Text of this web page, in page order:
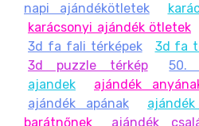
napi ajándékötletek
karácsonyi ajándék ötletek
3d fa fali térképek
3d fa
3d puzzle térkép
50.
ajandek
ajándék
ajándék apának
barátnőnek
ajándék